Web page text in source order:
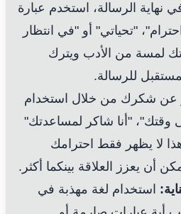
نهاية الرسالة، استخدم عبارة
"تحياتي" أو "في انتظار
لمسة من الأدب ويترك
للرسالة.
عن شكرك من خلال استخدام
وقتك"، "أنا شاكر لمساعدتك"
لا يظهر فقط احترامك
أن يعزز العلاقة بينكما أكثر.
استخدام لغة مهذبة في